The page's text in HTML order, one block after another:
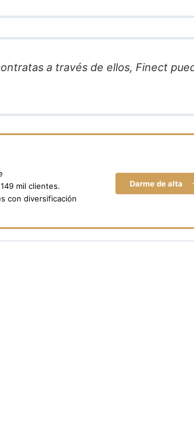
a través de ellos, Finect
mil clientes.
con diversificación
Darme de alta